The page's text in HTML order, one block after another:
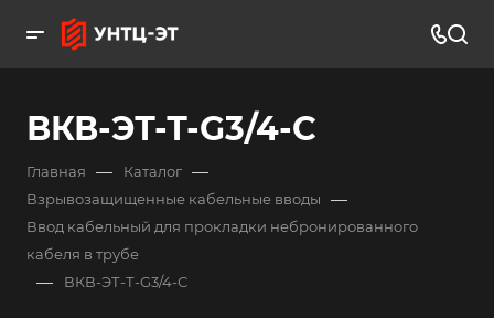
ВКВ-ЭТ-Т-G3/4-С
Главная — Каталог —
Взрывозащищенные кабельные вводы —
Ввод кабельный для прокладки небронированного
кабеля в трубе
— ВКВ-ЭТ-Т-G3/4-С